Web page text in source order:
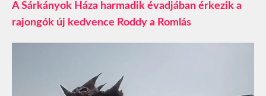
A Sárkányok Háza harmadik évadjában érkezik a
rajongók új kedvence Roddy a Romlás